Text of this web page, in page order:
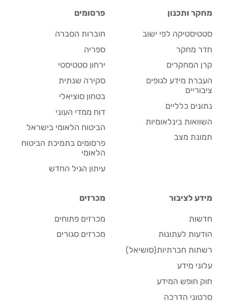
מחקר ותכנון
סטטיסטיקה לפי ישוב
חדר מחקר
קרן המחקרים
העברת מידע לגופים
ציבוריים
נתונים כלליים
השוואות בינלאומיות
תמונת מצב
פרסומים
חוברות הסברה
ספריה
ירחון סטטיסטי
סקירה שנתית
בטחון סוציאלי
דוח ממדי העוני
הביטוח הלאומי בישראל
פרסומים בתמיכת הביטוח
הלאומי
עיתון הגיל החדש
מידע לציבור
חדשות
הודעות לעתונות
רשתות חברתיות(סושיאל)
עלוני מידע
חוק חופש המידע
סרטוני הדרכה
מכרזים
מכרזים פתוחים
מכרזים סגורים